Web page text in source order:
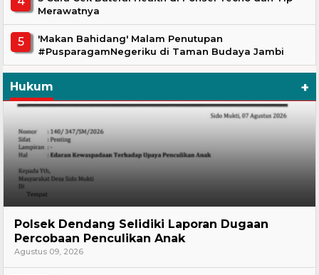
Merawatnya
'Makan Bahidang' Malam Penutupan
#PusparagamNegeriku di Taman Budaya Jambi
Hukum +
Polsek Dendang Selidiki Laporan Dugaan
Percobaan Penculikan Anak
Agustus 09, 2026